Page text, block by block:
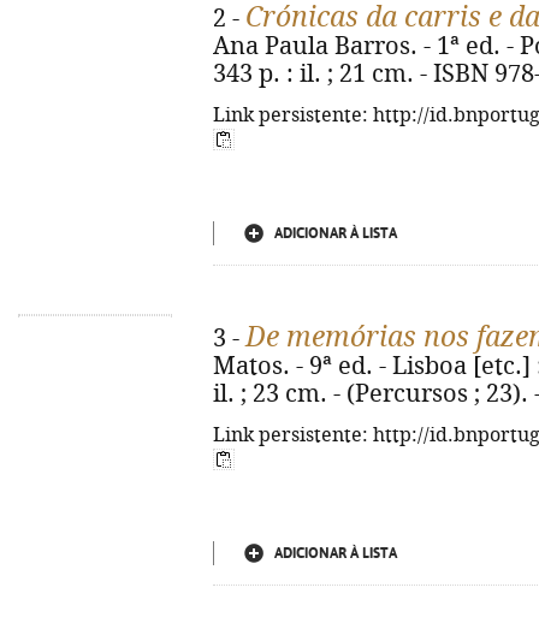
2 - Crónicas da carris e
Ana Paula Barros. - 1ª ed. -
343 p. : il. ; 21 cm. - ISBN
Link persistente: http://
ADICIONAR À LISTA
3 -De memórias nos
Matos. - 9ª ed. - Lisboa [etc.]
il. ; 23 cm. - (Percursos ; 23).
Link persistente: http://
ADICIONAR À LISTA